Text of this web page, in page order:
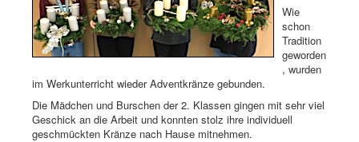
Wie
schon
Tradition
geworden
, wurden
im Werkunterricht wieder Adventkränze gebunden.
Die Mädchen und Burschen der 2. Klassen gingen mit sehr viel
Geschick an die Arbeit und konnten stolz ihre individuell
geschmückten Kränze nach Hause mitnehmen.